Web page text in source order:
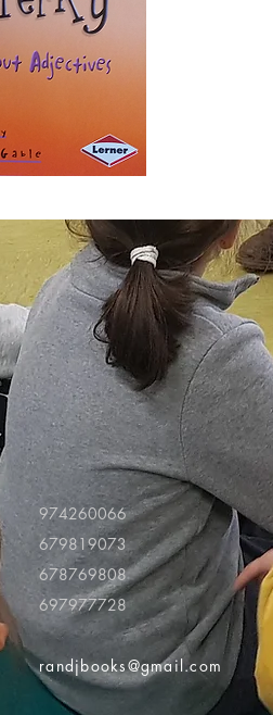
974260066
679819073
678769808
697977728
randjbooks@gmail.com